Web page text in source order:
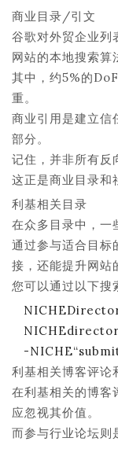
商业目录/引文
谷歌对外贸企业列
网站的本地搜索算
其中，约5%的
重。
商业引用是建立信
部分。
记住，并非所有反
这正是商业目录和
利基相关目录
在众多目录中，一
通过参与适合目
接，还能提升网站
您可以通过以下搜
-
利基相关博客评论
在利基相关的博
应忽视其价值。
而参与行业论坛则